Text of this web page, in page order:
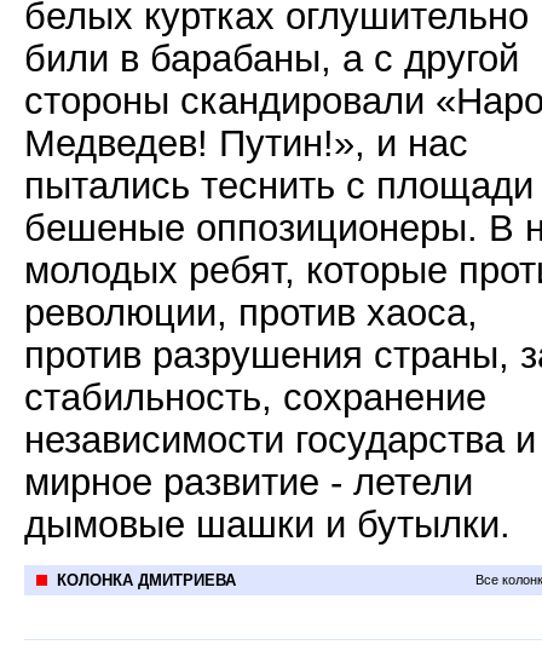
белых куртках оглушительно
били в барабаны, а с другой
стороны скандировали
Медведев! Путин!», и нас
пытались теснить с площади
бешеные оппозиционеры. В
молодых ребят, которые
революции, против хаоса,
против разрушения страны,
стабильность, сохранение
независимости государства и
мирное развитие - летели
дымовые шашки и бутылки.
КОЛОНКА ДМИТРИЕВА Все